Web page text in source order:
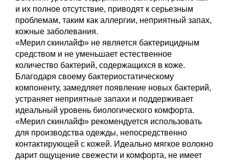
и их полное отсутствие, приводят к серьезным
проблемам, таким как аллергии, неприятный запах,
кожные заболевания.
«Мерил скинлайф» не является бактерицидным
средством и не уменьшает естественное
количество бактерий, содержащихся в коже.
Благодаря своему бактериостатическому
компоненту, замедляет появление новых бактерий,
устраняет неприятные запахи и поддерживает
идеальный уровень биологического комфорта.
«Мерил скинлайф» рекомендуется использовать
для производства одежды, непосредственно
контактирующей с кожей. Идеально мягкое волокно
дарит ощущение свежести и комфорта, не имеет